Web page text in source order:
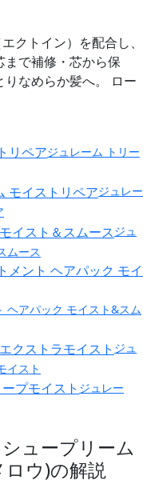
クトイン）を配合し、
まで補修・芯から保
なめらか髪へ。 ロー
ジュレーム トリー
ジュレー
ジュ
ムース
ヘアパック モイスト&スム
ジュ
イスト
ジュレー
ュープリーム
ウ)の解説